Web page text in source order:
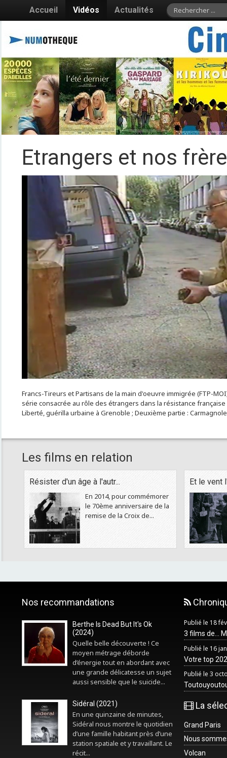
Accueil Vidéos Actualités
Etrangers et nos
Francs-Tireurs et Partisans de la main d'oeuvre immigrée (FTP-
série consacrée au rôle des étrangers dans la résistance
Liberté, guérilla urbaine à Grenoble ; Deuxième partie :
Les films en relation
Résister d'un âge à l'autr...
En 2014, pour commémorer
le 70ème anniversaire de la
remise de la Croix de...
Et le vent
Nos recommandations
Berthe Is Dead But It's Ok
(2024)
Quelle belle découverte ! Ce
moyen métrage déborde
d’énergie tout en abordant avec
une grande délicatesse un sujet
aussi sensible que le suicide...
Sidéral (2021)
En une quinzaine de minutes,
Sidéral nous montre le quotidien
d’une famille habitant près d’une
station spatiale et y travaillant. Le
récit...
Publié le 18
3 films de...
Publié le 16
Votre top
Publié le 3
La
Grand Paris
Nous
Volcan